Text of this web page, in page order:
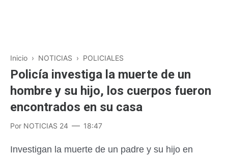
Inicio › NOTICIAS › POLICIALES
Policía investiga la muerte de un
hombre y su hijo, los cuerpos fueron
encontrados en su casa
Por NOTICIAS 24 18:47
Investigan la muerte de un padre y su hijo en